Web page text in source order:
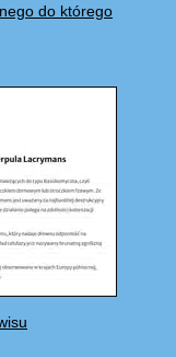
do którego